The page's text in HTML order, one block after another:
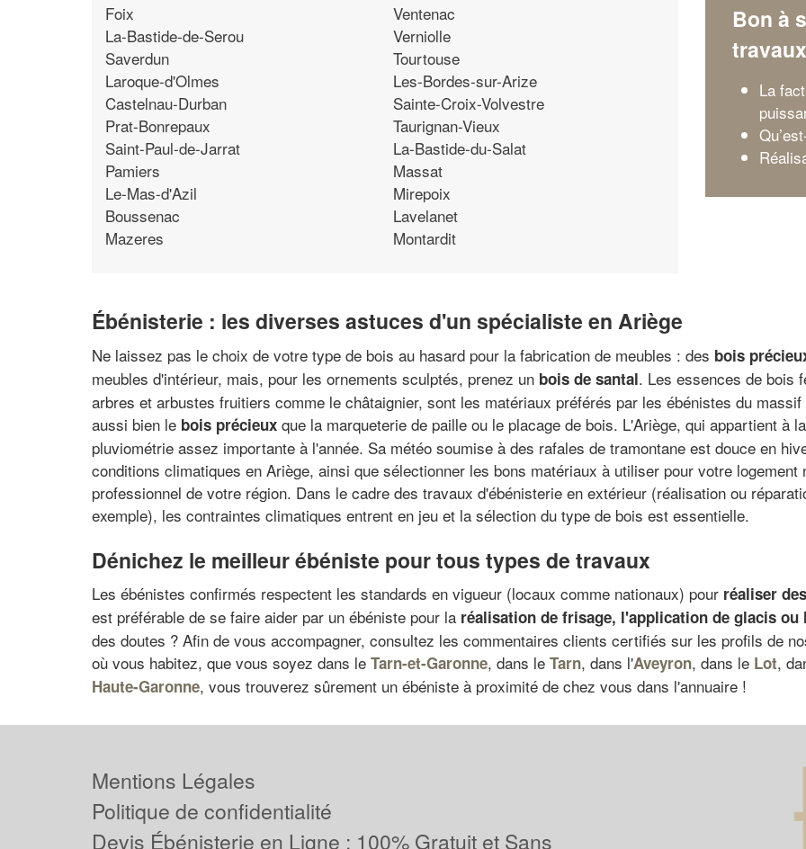
Foix
La-Bastide-de-Serou
Saverdun
Laroque-d'Olmes
Castelnau-Durban
Prat-Bonrepaux
Saint-Paul-de-Jarrat
Pamiers
Le-Mas-d'Azil
Boussenac
Mazeres
Ventenac
Verniolle
Tourtouse
Les-Bordes-sur-Arize
Sainte-Croix-Volvestre
Taurignan-Vieux
La-Bastide-du-Salat
Massat
Mirepoix
Lavelanet
Montardit
Bon à
travaux
La
Ébénisterie : les diverses astuces d'un spécialiste en Ariège
Ne laissez pas le choix de votre type de bois au hasard pour la fabrication de meubles : des bois
meubles d'intérieur, mais, pour les ornements sculptés, prenez un bois de santal. Les essences de bois
arbres et arbustes fruitiers comme le châtaignier, sont les matériaux préférés par les ébénistes du
aussi bien le bois précieux que la marqueterie de paille ou le placage de bois. L'Ariège, qui appartient à
pluviométrie assez importante à l'année. Sa météo soumise à des rafales de tramontane est douce en
conditions climatiques en Ariège, ainsi que sélectionner les bons matériaux à utiliser pour votre
professionnel de votre région. Dans le cadre des travaux d'ébénisterie en extérieur (réalisation ou
exemple), les contraintes climatiques entrent en jeu et la sélection du type de bois est essentielle.
Dénichez le meilleur ébéniste pour tous types de travaux
Les ébénistes confirmés respectent les standards en vigueur (locaux comme nationaux) pour réaliser
est préférable de se faire aider par un ébéniste pour la réalisation de frisage, l'application de glacis ou
des doutes ? Afin de vous accompagner, consultez les commentaires clients certifiés sur les profils de
où vous habitez, que vous soyez dans le Tarn-et-Garonne, dans le Tarn, dans l'Aveyron, dans le Lot,
Haute-Garonne, vous trouverez sûrement un ébéniste à proximité de chez vous dans l'annuaire !
Mentions Légales
Politique de confidentialité
Devis Ébénisterie en Ligne : 100% Gratuit et Sans